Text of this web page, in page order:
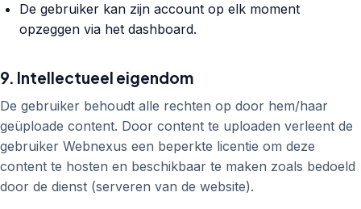
De gebruiker kan zijn account op elk moment
opzeggen via het dashboard.
9. Intellectueel eigendom
De gebruiker behoudt alle rechten op door hem/haar
geüploade content. Door content te uploaden verleent de
gebruiker Webnexus een beperkte licentie om deze
content te hosten en beschikbaar te maken zoals bedoeld
door de dienst (serveren van de website).